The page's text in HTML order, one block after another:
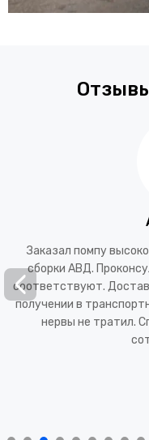
Заказал помпу
сборки АВД.
соответствуют.
получении в
нервы не тратил.
‹